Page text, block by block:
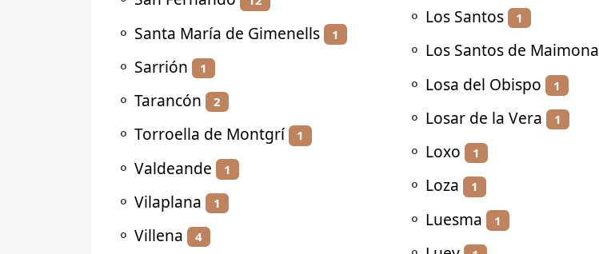
⚬ Santa María de Gimenells 1
⚬ Sarrión 1
⚬ Tarancón 2
⚬ Torroella de Montgrí 1
⚬ Valdeande 1
⚬ Vilaplana 1
⚬ Villena 4
⚬ Los Santos 1
⚬ Los Santos de Maimona
⚬ Losa del Obispo 1
⚬ Losar de la Vera 1
⚬ Loxo 1
⚬ Loza 1
⚬ Luesma 1